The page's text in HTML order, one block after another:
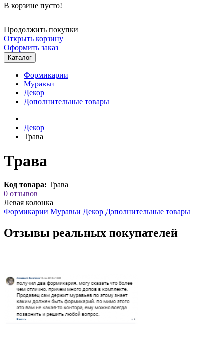
В корзине пусто!
Продолжить покупки
Открыть корзину
Оформить заказ
Каталог
Формикарии
Муравьи
Декор
Дополнительные товары
Декор
Трава
Трава
Код товара: Трава
0 отзывов
Левая колонка
Формикарии Муравьи Декор Дополнительные товары
Отзывы реальных покупателей